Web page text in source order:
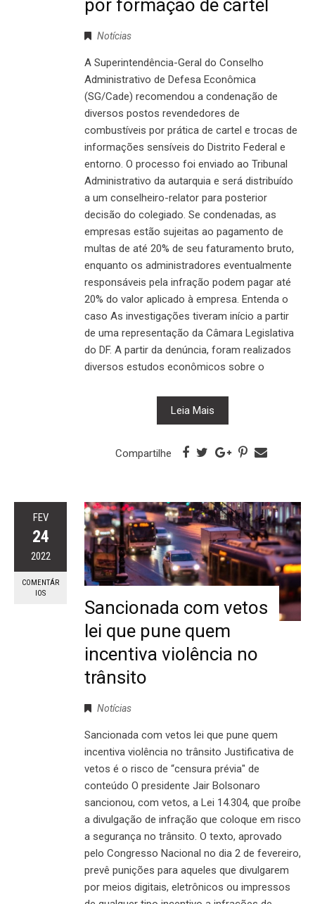
por formação de cartel
Notícias
A Superintendência-Geral do Conselho
Administrativo de Defesa Econômica
(SG/Cade) recomendou a condenação de
diversos postos revendedores de
combustíveis por prática de cartel e trocas de
informações sensíveis do Distrito Federal e
entorno. O processo foi enviado ao Tribunal
Administrativo da autarquia e será distribuído
a um conselheiro-relator para posterior
decisão do colegiado. Se condenadas, as
empresas estão sujeitas ao pagamento de
multas de até 20% de seu faturamento bruto,
enquanto os administradores eventualmente
responsáveis pela infração podem pagar até
20% do valor aplicado à empresa. Entenda o
caso As investigações tiveram início a partir
de uma representação da Câmara Legislativa
do DF. A partir da denúncia, foram realizados
diversos estudos econômicos sobre o
Leia Mais
Compartilhe
FEV
24
2022
COMENTÁR
IOS
Sancionada com vetos
lei que pune quem
incentiva violência no
trânsito
Notícias
Sancionada com vetos lei que pune quem
incentiva violência no trânsito Justificativa de
vetos é o risco de “censura prévia" de
conteúdo O presidente Jair Bolsonaro
sancionou, com vetos, a Lei 14.304, que proíbe
a divulgação de infração que coloque em risco
a segurança no trânsito. O texto, aprovado
pelo Congresso Nacional no dia 2 de fevereiro,
prevê punições para aqueles que divulgarem
por meios digitais, eletrônicos ou impressos